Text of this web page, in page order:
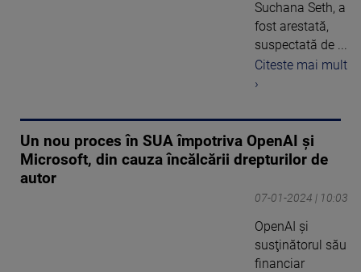
Suchana Seth, a
fost arestată,
suspectată de ...
Citeste mai mult
›
Un nou proces în SUA împotriva OpenAI şi
Microsoft, din cauza încălcării drepturilor de
autor
07-01-2024 | 10:03
OpenAI şi
susţinătorul său
financiar